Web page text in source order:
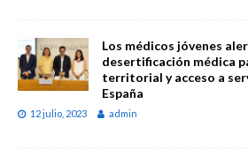
Los médicos jóvenes
desertificación médica
territorial y acceso a
España
12 julio, 2023 admin